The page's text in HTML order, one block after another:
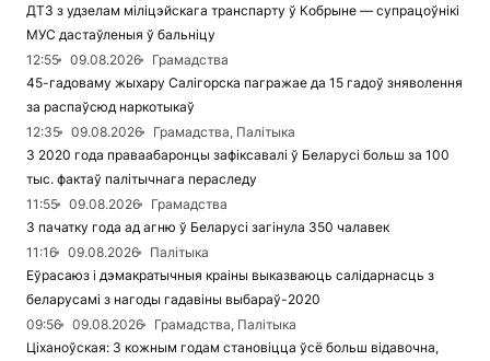
ДТЗ з удзелам міліцэйскага транспарту ў Кобрыне — супрацоўнікі
МУС дастаўленыя ў бальніцу
12:55
09.08.2026
Грамадства
45-гадоваму жыхару Салігорска пагражае да 15 гадоў зняволення
за распаўсюд наркотыкаў
12:35
09.08.2026
Грамадства, Палітыка
З 2020 года праваабаронцы зафіксавалі ў Беларусі больш за 100
тыс. фактаў палітычнага пераследу
11:55
09.08.2026
Грамадства
З пачатку года ад агню ў Беларусі загінула 350 чалавек
11:16
09.08.2026
Палітыка
Еўрасаюз і дэмакратычныя краіны выказваюць салідарнасць з
беларусамі з нагоды гадавіны выбараў-2020
09:56
09.08.2026
Грамадства, Палітыка
Ціханоўская: З кожным годам становіцца ўсё больш відавочна,